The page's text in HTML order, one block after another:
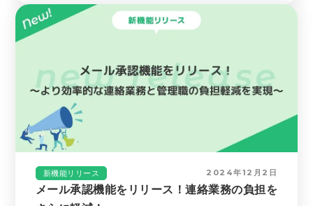
新機能リリース 2024年12月2日
メール承認機能をリリース！連絡業務の負担を